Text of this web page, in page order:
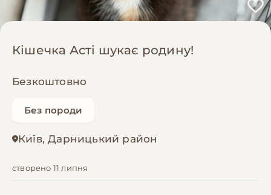
Кішечка Асті шукає родину!
Безкоштовно
Без породи
Київ, Дарницький район
створено 11 липня